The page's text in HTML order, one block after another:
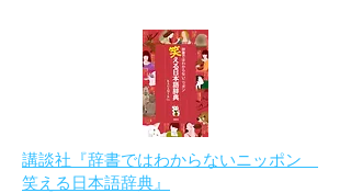
講談社『辞書ではわからないニッポン
笑える日本語辞典』